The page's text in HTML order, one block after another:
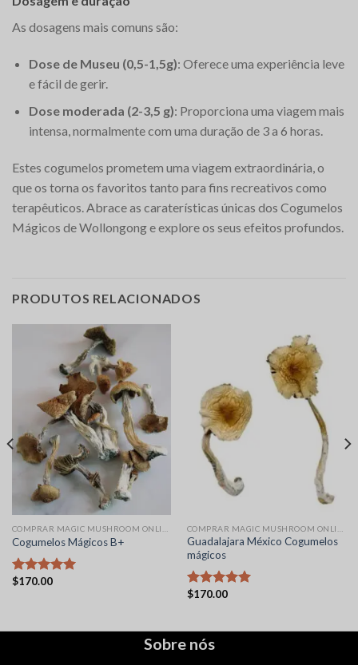
As dosagens mais comuns são:
Dose de Museu (0,5-1,5g): Oferece uma experiência leve
e fácil de gerir.
Dose moderada (2-3,5 g): Proporciona uma viagem mais
intensa, normalmente com uma duração de 3 a 6 horas.
Estes cogumelos prometem uma viagem extraordinária, o
que os torna os favoritos tanto para fins recreativos como
terapêuticos. Abrace as caraterísticas únicas dos Cogumelos
Mágicos de Wollongong e explore os seus efeitos profundos.
PRODUTOS RELACIONADOS
Cogumelos Mágicos B+
Avaliação
$170.00
Guadalajara México Cogumelos
mágicos
Avaliação
$170.00
Sobre nós